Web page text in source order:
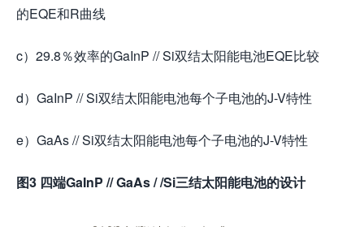
的EQE和R曲线
c）29.8％效率的GaInP // Si双结太阳能电池EQE比较
d）GaInP // Si双结太阳能电池每个子电池的J-V特性
e）GaAs // Si双结太阳能电池每个子电池的J-V特性
图3 四端GaInP // GaAs / /Si三结太阳能电池的设计